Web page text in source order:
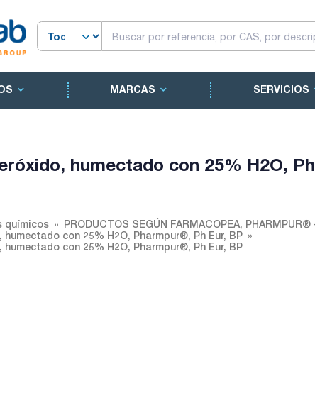
MARCAS SERVICIOS
humectado con 25% H2O,
químicos
PRODUCTOS SEGÚN FARMACOPEA, PHARMPUR®
con 25% H2O, Pharmpur®, Ph Eur, BP
con 25% H2O, Pharmpur®, Ph Eur, BP